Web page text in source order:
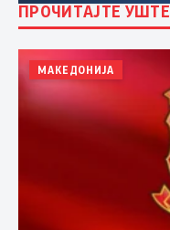
ПРОЧИТАЈТЕ УШТЕ
МАКЕДОНИЈА